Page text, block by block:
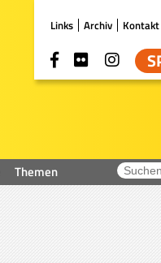
Links Archiv Kontakt
Themen